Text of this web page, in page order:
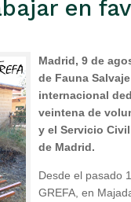
en
Madrid, 9 de
de Fauna
internacional
veintena de
y el Servicio
de Madrid.
Desde el pasado
GREFA, en